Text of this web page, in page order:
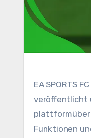
EA SPORTS
veröffentlicht
Funktionen